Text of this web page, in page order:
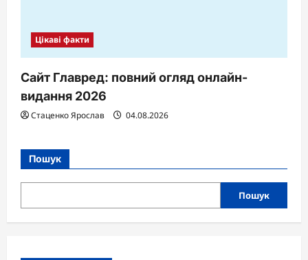
Цікаві факти
Сайт Главред: повний огляд онлайн-
видання 2026
Стаценко Ярослав 04.08.2026
Пошук
Пошук